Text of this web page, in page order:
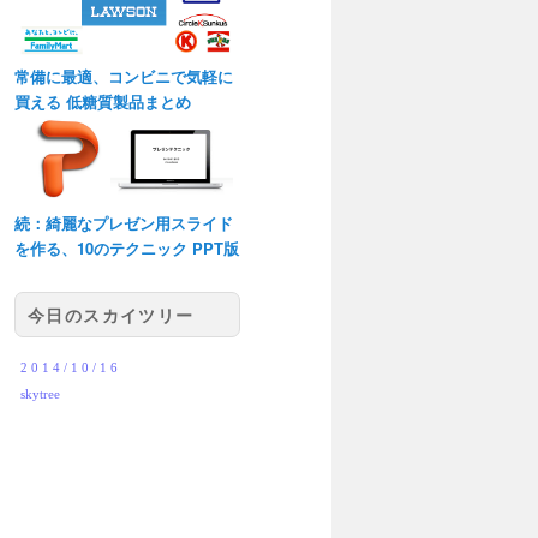
常備に最適、コンビニで気軽に
買える 低糖質製品まとめ
続：綺麗なプレゼン用スライド
を作る、10のテクニック PPT版
今日のスカイツリー